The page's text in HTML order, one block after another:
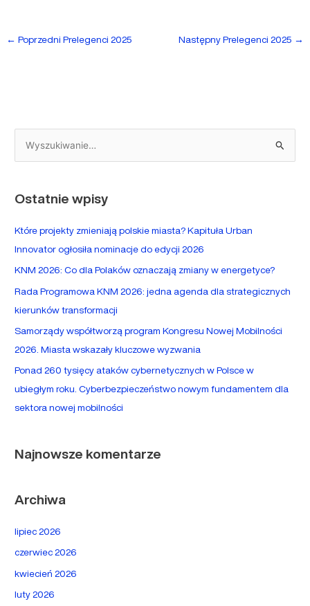
← Poprzedni Prelegenci 2025 Następny Prelegenci 2025 →
z
k
l
a
:
Ostatnie wpisy
Które projekty zmieniają polskie miasta? Kapituła Urban
Innovator ogłosiła nominacje do edycji 2026
KNM 2026: Co dla Polaków oznaczają zmiany w energetyce?
Rada Programowa KNM 2026: jedna agenda dla strategicznych
kierunków transformacji
Samorządy współtworzą program Kongresu Nowej Mobilności
2026. Miasta wskazały kluczowe wyzwania
Ponad 260 tysięcy ataków cybernetycznych w Polsce w
ubiegłym roku. Cyberbezpieczeństwo nowym fundamentem dla
sektora nowej mobilności
Najnowsze komentarze
Archiwa
lipiec 2026
czerwiec 2026
kwiecień 2026
luty 2026